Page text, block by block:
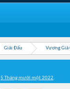
Giải Đấu Vương Giả
5 Tháng mười một 2022.